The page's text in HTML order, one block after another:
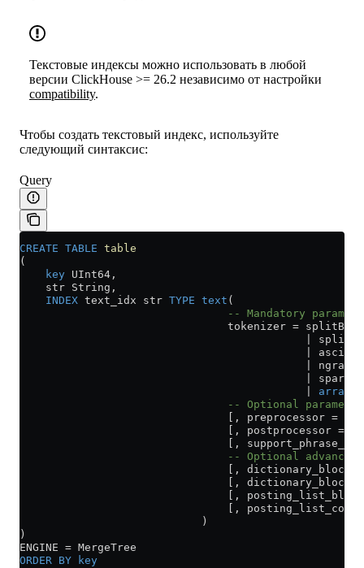
Текстовые индексы можно использовать в любой
версии ClickHouse >= 26.2 независимо от настройки
compatibility.
Чтобы создать текстовый индекс, используйте
следующий синтаксис:
Query
CREATE TABLE table
(
    key
UInt64,
    str String,
    INDEX
text_idx str TYPE text (
-- Mandatory
                                tokenizer
=
|
|
|
|
array
-- Optional
[, preprocessor =
[, postprocessor =
[,
-- Optional advanced
[,
[,
[,
[,
                            )
)
ENGINE = MergeTree
ORDER BY key